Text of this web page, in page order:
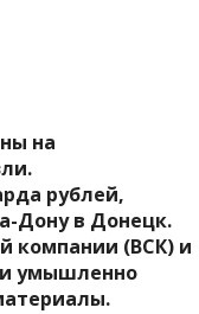
на
рублей,
Дону в Донецк.
компании (ВСК) и
умышленно